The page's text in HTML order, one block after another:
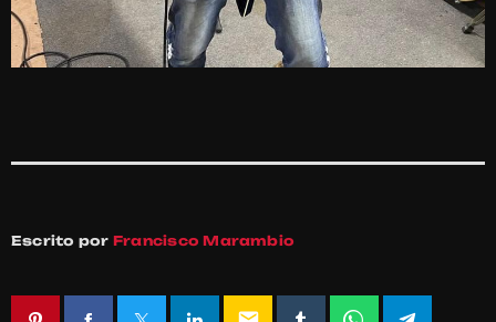
Escrito por Francisco Marambio